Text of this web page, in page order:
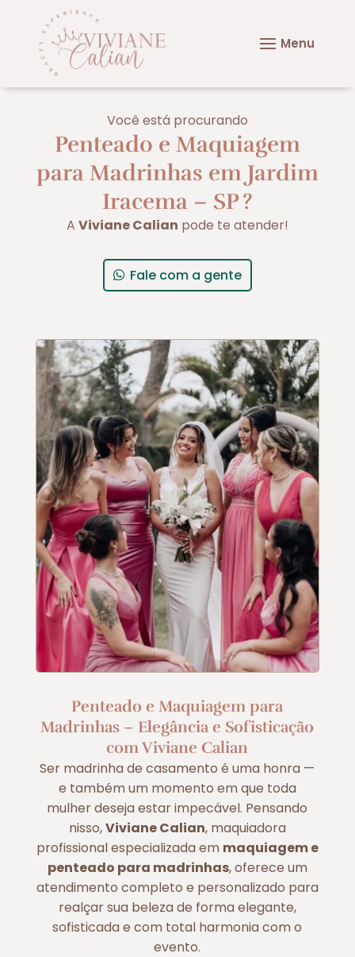
Você está procurando
Penteado e Maquiagem
para Madrinhas em Jardim
Iracema – SP?
A Viviane Calian pode te atender!
Fale com a gente
Penteado e Maquiagem para
Madrinhas – Elegância e Sofisticação
com Viviane Calian
Ser madrinha de casamento é uma honra —
e também um momento em que toda
mulher deseja estar impecável. Pensando
nisso,Viviane Calian, maquiadora
profissional especializada em maquiagem e
penteado para madrinhas, oferece um
atendimento completo e personalizado para
realçar sua beleza de forma elegante,
sofisticada e com total harmonia com o
evento.